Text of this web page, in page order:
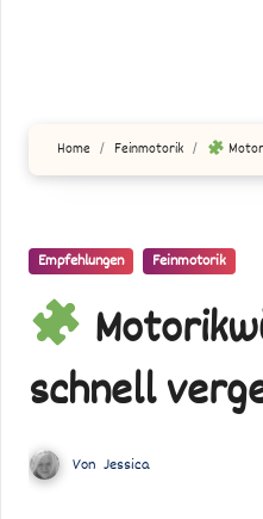
Home Feinmotorik
Empfehlungen Feinmotorik
schnell
Von Jessica